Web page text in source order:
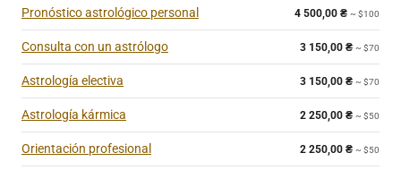
Pronóstico astrológico personal 4 500,00 ₴ ~ $100
Consulta con un astrólogo 3 150,00 ₴ ~ $70
Astrología electiva 3 150,00 ₴ ~ $70
Astrología kármica 2 250,00 ₴ ~ $50
Orientación profesional 2 250,00 ₴ ~ $50